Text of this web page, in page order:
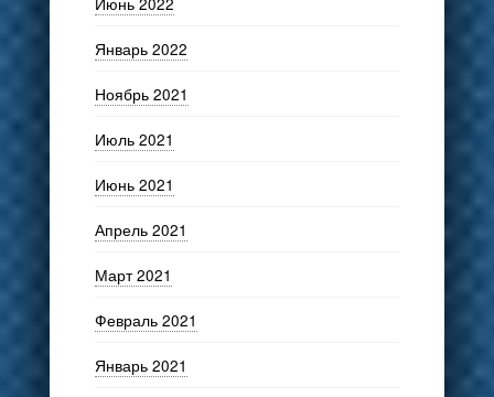
Январь 2022
Ноябрь 2021
Июль 2021
Июнь 2021
Апрель 2021
Март 2021
Февраль 2021
Январь 2021